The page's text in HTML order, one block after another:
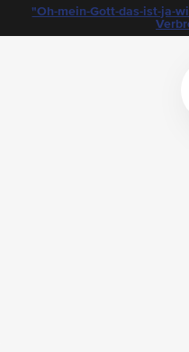
"Oh-mein-Gott-das-ist-ja-